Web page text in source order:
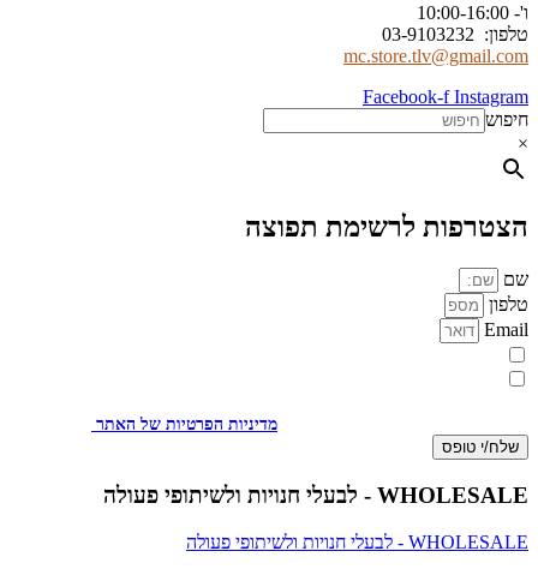
ו'- 10:00-16:00
טלפון: 03-9103232
mc.store.tlv@gmail.com
Facebook-f Instagram
חיפוש
×
הצטרפות לרשימת תפוצה
שם
טלפון
Email
מדיניות הפרטיות של האתר
שלח/י טופס
WHOLESALE - לבעלי חנויות ולשיתופי פעולה
WHOLESALE - לבעלי חנויות ולשיתופי פעולה